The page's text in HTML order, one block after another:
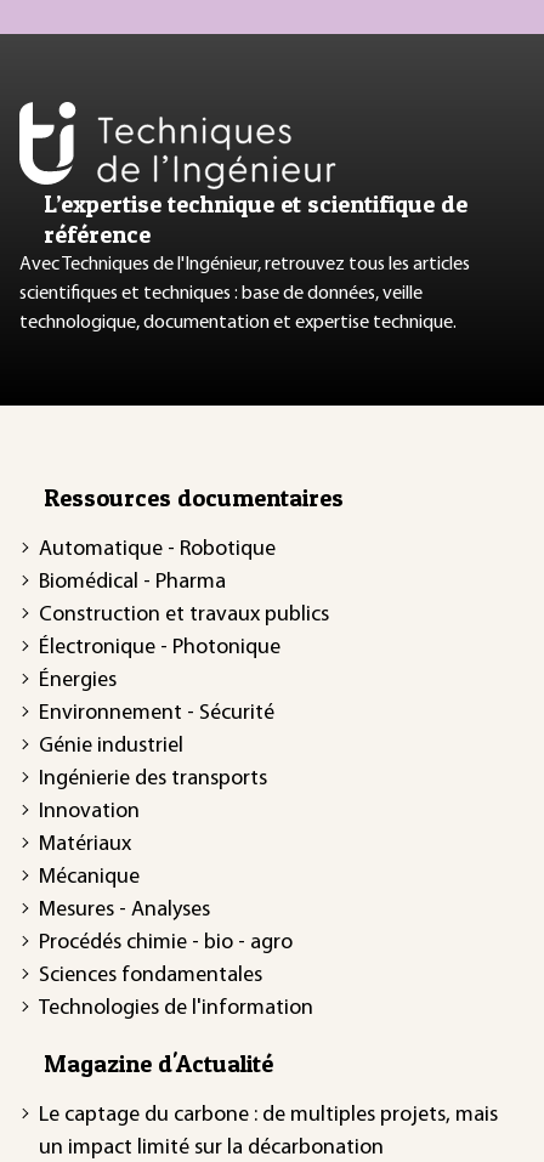
L’expertise technique et scientifique de
référence
Avec Techniques de l'Ingénieur, retrouvez tous les articles
scientifiques et techniques : base de données, veille
technologique, documentation et expertise technique.
Ressources documentaires
Automatique - Robotique
Biomédical - Pharma
Construction et travaux publics
Électronique - Photonique
Énergies
Environnement - Sécurité
Génie industriel
Ingénierie des transports
Innovation
Matériaux
Mécanique
Mesures - Analyses
Procédés chimie - bio - agro
Sciences fondamentales
Technologies de l'information
Magazine d'Actualité
Le captage du carbone : de multiples projets, mais
un impact limité sur la décarbonation